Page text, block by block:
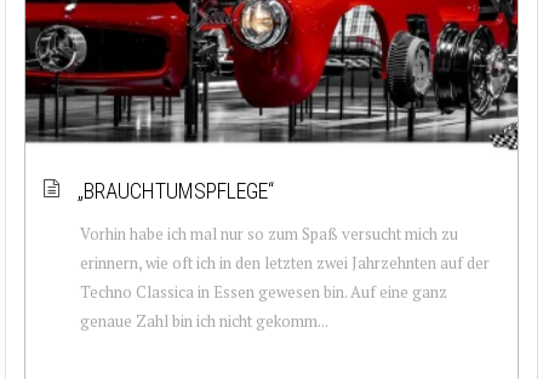
„BRAUCHTUMSPFLEGE“
Vorhin habe ich mal nur so zum Spaß versucht mich zu
erinnern, wie oft ich in den letzten zwei Jahrzehnten auf der
Techno Classica in Essen gewesen bin. Auf eine ganz
genaue Zahl bin ich nicht gekomm...